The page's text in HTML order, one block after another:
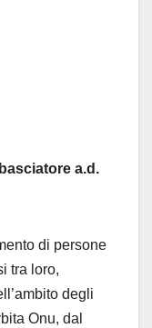
a.d.
di persone
tra loro,
degli
Onu, dal